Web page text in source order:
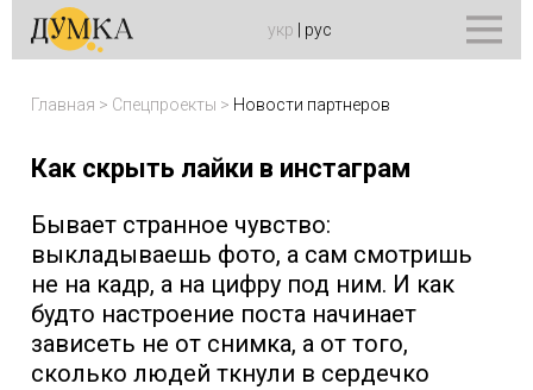
укр рус
Главная > Спецпроекты > Новости партнеров
Как скрыть лайки в инстаграм
Бывает странное чувство:
выкладываешь фото, а сам смотришь
не на кадр, а на цифру под ним. И как
будто настроение поста начинает
зависеть не от снимка, а от того,
сколько людей ткнули в сердечко